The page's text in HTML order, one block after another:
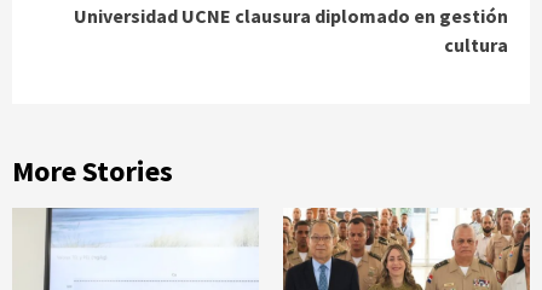
Universidad UCNE clausura diplomado en gestión
cultura
More Stories